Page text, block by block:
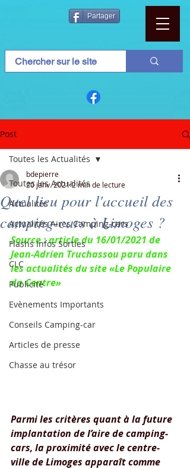
Partager
Post
Toutes les Actualités
Actualités
Actualités Aires Camping-cars
Flashs Infos Sorties
CLC
Publicité
Evènements Importants
Conseils Camping-car
Articles de presse
Chasse au trésor
Toutes les Actualités
Quel lieu pour l'accueil des
camping-cars à Limoges ?
bdepierre
20 janv. 20212 min de lecture
Source : article du 16/01/2021 de
Jean-Adrien Truchassou paru dans
les actualités du site «Le Populaire
du Centre»
Parmi les critères quant à la future
implantation de l’aire de camping-
cars, la proximité avec le centre-
ville de Limoges apparaît comme